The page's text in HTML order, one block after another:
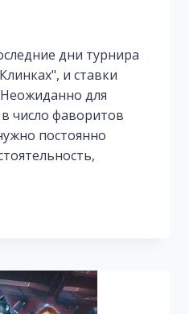
дни турнира
и ставки
для
число фаворитов
постоянно
4